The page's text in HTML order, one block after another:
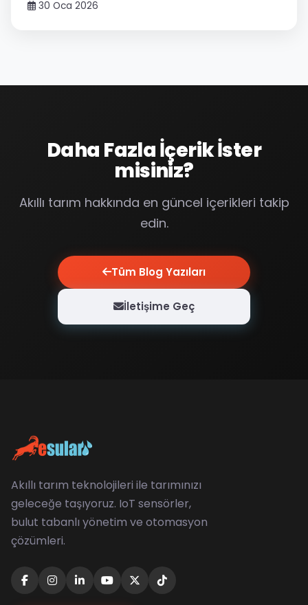
30 Oca 2026
Daha Fazla İçerik İster
misiniz?
Akıllı tarım hakkında en güncel içerikleri takip
edin.
Tüm Blog Yazıları
İletişime Geç
Akıllı tarım teknolojileri ile tarımınızı
geleceğe taşıyoruz. IoT sensörler,
bulut tabanlı yönetim ve otomasyon
çözümleri.